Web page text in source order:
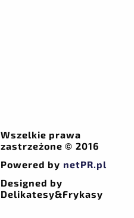
Wszelkie prawa
zastrzeżone © 2016
Powered by netPR.pl
Designed by
Delikatesy&Frykasy